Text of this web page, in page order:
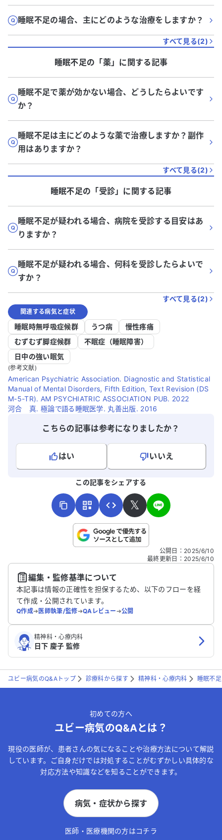
睡眠不足の場合、主にどのような治療をしますか？
すべて見る(2)
睡眠不足の「薬」に関する記事
睡眠不足で薬が効かない場合、どうしたらよいです
か？
睡眠不足は主にどのような薬で治療しますか？副作
用はありますか？
すべて見る(2)
睡眠不足の「受診」に関する記事
睡眠不足が疑われる場合、病院を受診する目安はあ
りますか？
睡眠不足が疑われる場合、何科を受診したらよいで
すか？
すべて見る(2)
関連する病気と症状
睡眠時無呼吸症候群 うつ病
慢性疼痛
むずむず脚症候群
不眠症（睡眠障害）
日中の強い眠気
(参考文献)
American Psychiatric Association. Diagnostic and Statistical
Manual of Mental Disorders, Fifth Edition, Text Revision (DS
M-5-TR). AM PSYCHIATRIC ASSOCIATION PUB. 2022
河合 真. 極論で語る睡眠医学. 丸善出版. 2016
こちらの記事は参考になりましたか？
はい
いいえ
こちらは送信専用のフォームです。氏名やご自身の病気の詳細な
送信する
この記事をシェアする
𝕏
公開日 ： 2025/6/10
最終更新日 ： 2025/6/10
編集・監修基準について
本記事は情報の正確性を担保するため、以下のフローを経
て作成・公開されています。
Q作成➔医師執筆/監修➔QAレビュー➔公開
精神科・心療内科
日下 慶子 監修
ユビー病気のQ&Aトップ 診療科から探す 精神科・心療内科 睡眠不足
初めての方へ
ユビー病気のQ&Aとは？
現役の医師が、患者さんの気になることや治療方法について解説
しています。ご自身だけでは対処することがむずかしい具体的な
対応方法や知識などを知ることができます。
病気・症状から探す
医師・医療機関の方はコチラ